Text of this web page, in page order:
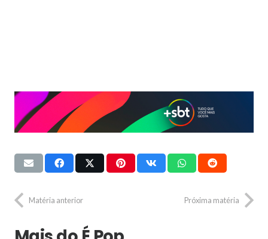
Matéria anterior Próxima matéria